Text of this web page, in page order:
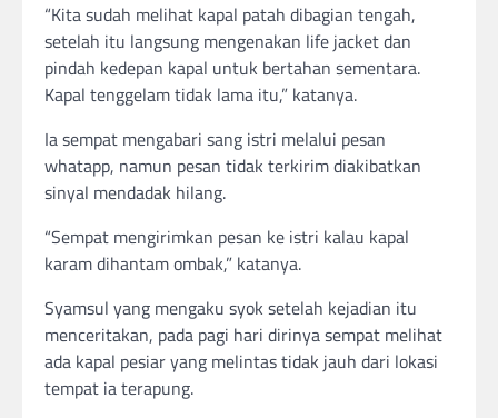
“Kita sudah melihat kapal patah dibagian tengah,
setelah itu langsung mengenakan life jacket dan
pindah kedepan kapal untuk bertahan sementara.
Kapal tenggelam tidak lama itu,” katanya.
Ia sempat mengabari sang istri melalui pesan
whatapp, namun pesan tidak terkirim diakibatkan
sinyal mendadak hilang.
“Sempat mengirimkan pesan ke istri kalau kapal
karam dihantam ombak,” katanya.
Syamsul yang mengaku syok setelah kejadian itu
menceritakan, pada pagi hari dirinya sempat melihat
ada kapal pesiar yang melintas tidak jauh dari lokasi
tempat ia terapung.